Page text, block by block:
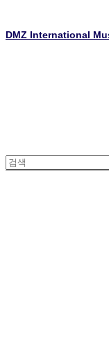
DMZ International